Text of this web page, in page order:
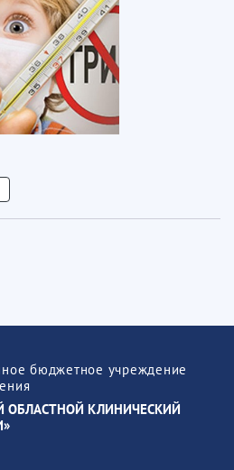
бюджетное учреждение
ОБЛАСТНОЙ КЛИНИЧЕСКИЙ